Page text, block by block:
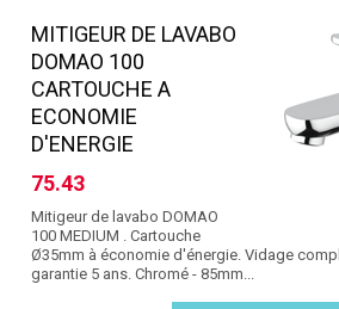
MITIGEUR DE LAVABO
DOMAO 100
CARTOUCHE A
ECONOMIE
D'ENERGIE
75.43
Mitigeur de lavabo DOMAO
100 MEDIUM . Cartouche
Ø35mm à économie d'énergie. Vidage
garantie 5 ans. Chromé - 85mm...